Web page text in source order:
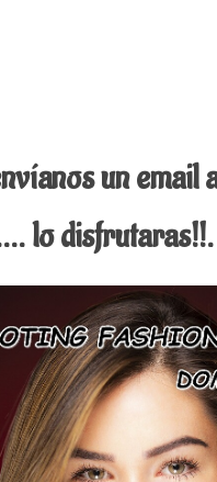
un
lo disfrutaras!!.